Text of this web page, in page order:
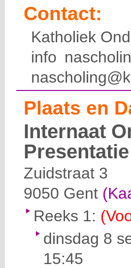
Contact:
Katholiek
info
Plaats en
Internaat
Zuidstraat 3
9050 Gent
Reeks 1:
dinsdag 8
15:45